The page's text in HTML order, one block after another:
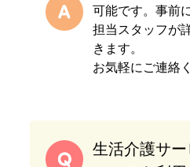
可能です。事前
担当スタッフが
きます。
お気軽にご連絡
生活介護サ